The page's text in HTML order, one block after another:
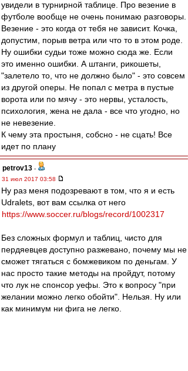
увидели в турнирной таблице. Про везение в
футболе вообще не очень понимаю разговоры.
Везение - это когда от тебя не зависит. Кочка,
допустим, порыв ветра или что то в этом роде.
Ну ошибки судьи тоже можно сюда же. Если
это именно ошибки. А штанги, рикошеты,
"залетело то, что не должно было" - это совсем
из другой оперы. Не попал с метра в пустые
ворота или по мячу - это нервы, усталость,
психология, жена не дала - все что угодно, но
не невезение.
К чему эта простыня, собсно - не сцать! Все
идет по плану
petrov13 -
31 июл 2017 03:58
Ну раз меня подозревают в том, что я и есть
Udralets, вот вам ссылка от него
https://www.soccer.ru/blogs/record/1002317
Без сложных формул и таблиц, чисто для
пердяевцев доступно разжевано, почему мы не
сможет тягаться с бомжевиком по деньгам. У
нас просто такие методы на пройдут, потому
что лук не спонсор уефы. Это к вопросу "при
желании можно легко обойти". Нельзя. Ну или
как минимум ни фига не легко.